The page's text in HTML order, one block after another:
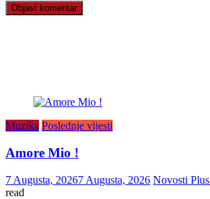
Muzika Poslednje vijesti
Amore Mio !
7 Augusta, 20267 Augusta, 2026 Novosti Plus
read